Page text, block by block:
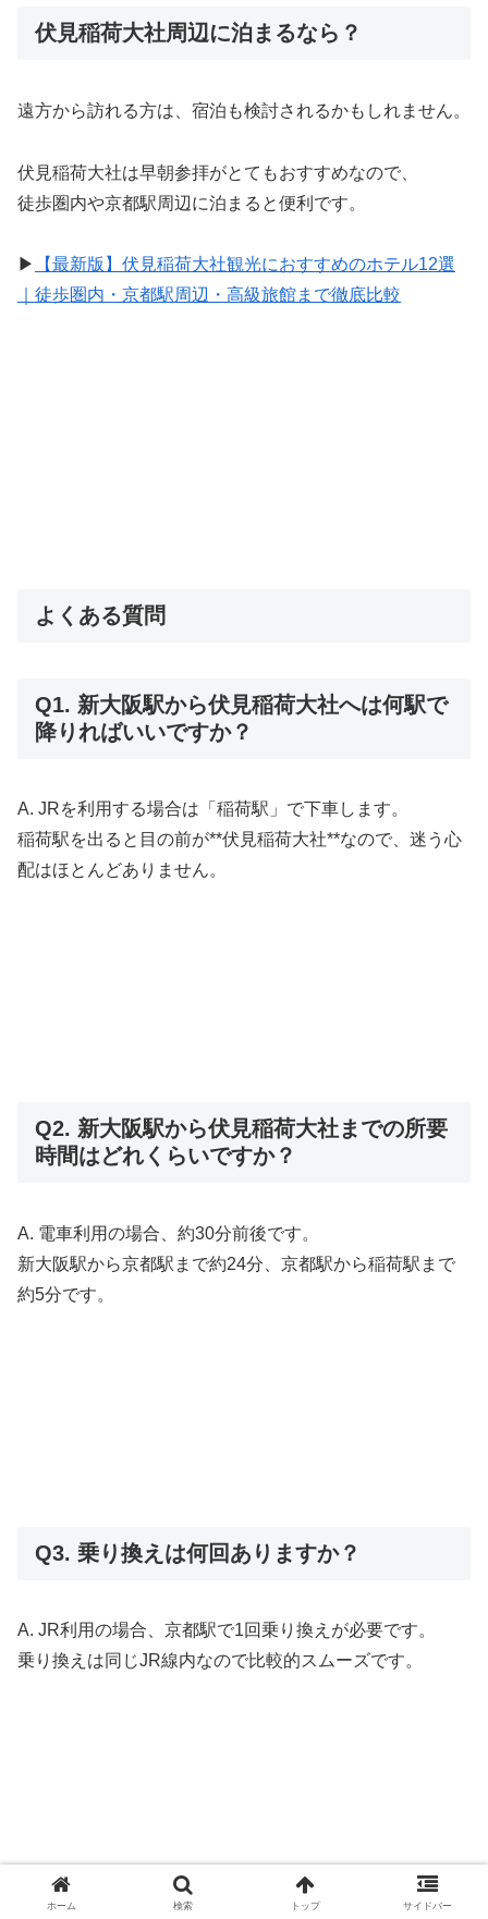
伏見稲荷大社周辺に泊まるなら？
遠方から訪れる方は、宿泊も検討されるかもしれません。
伏見稲荷大社は早朝参拝がとてもおすすめなので、
徒歩圏内や京都駅周辺に泊まると便利です。
▶
【最新版】伏見稲荷大社観光におすすめのホテル12選
｜徒歩圏内・京都駅周辺・高級旅館まで徹底比較
よくある質問
Q1. 新大阪駅から伏見稲荷大社へは何駅で
降りればいいですか？
A. JRを利用する場合は「稲荷駅」で下車します。
稲荷駅を出ると目の前が**伏見稲荷大社**なので、迷う心
配はほとんどありません。
Q2. 新大阪駅から伏見稲荷大社までの所要
時間はどれくらいですか？
A. 電車利用の場合、約30分前後です。
新大阪駅から京都駅まで約24分、京都駅から稲荷駅まで
約5分です。
Q3. 乗り換えは何回ありますか？
A. JR利用の場合、京都駅で1回乗り換えが必要です。
乗り換えは同じJR線内なので比較的スムーズです。
ホーム 検索 トップ サイドバー